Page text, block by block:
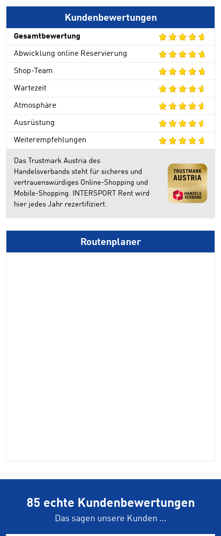
Kundenbewertungen
Gesamtbewertung
Abwicklung online Reservierung
Shop-Team
Wartezeit
Atmosphäre
Ausrüstung
Weiterempfehlungen
Das Trustmark Austria des
Handelsverbands steht für sicheres und
vertrauenswürdiges Online-Shopping und
Mobile-Shopping. INTERSPORT Rent wird
hier jedes Jahr rezertifiziert.
Routenplaner
85 echte Kundenbewertungen
Das sagen unsere Kunden ...